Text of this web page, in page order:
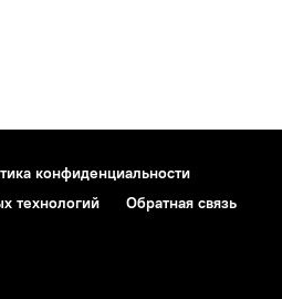
конфиденциальности
технологий Обратная связь